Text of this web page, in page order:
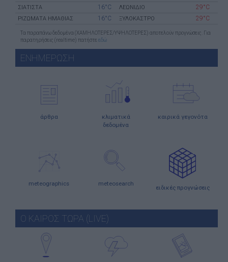
ΣΙΑΤΙΣΤΑ 16°C
ΡΙΖΩΜΑΤΑ ΗΜΑΘΙΑΣ 16°C
ΛΕΩΝΙΔΙΟ 29°C
ΞΥΛΟΚΑΣΤΡΟ 29°C
Τα παραπάνω δεδομένα (ΧΑΜΗΛΟΤΕΡΕΣ/ΥΨΗΛΟΤΕΡΕΣ) αποτελούν προγνώσεις. Για
παρατηρήσεις (realtime) πατήστε εδώ
ΕΝΗΜΕΡΩΣΗ
άρθρα
κλιματικά
δεδομένα
καιρικά γεγονότα
meteographics meteosearch
ειδικές προγνώσεις
Ο ΚΑΙΡΟΣ ΤΩΡΑ (LIVE)